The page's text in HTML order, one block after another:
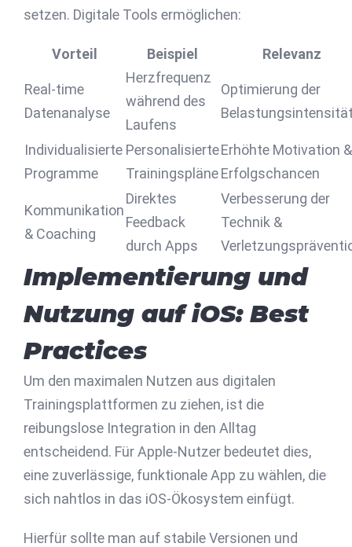
setzen. Digitale Tools ermöglichen:
Vorteil Beispiel Relevanz
Real-time
Datenanalyse
Herzfrequenz
während des
Laufens
Optimierung der
Individualisierte
Programme
Personalisierte
Trainingspläne
Erhöhte Motivation &
Erfolgschancen
Kommunikation
& Coaching
Direktes
Feedback
durch Apps
Verbesserung der
Technik &
Implementierung und
Nutzung auf iOS: Best
Practices
Um den maximalen Nutzen aus digitalen
Trainingsplattformen zu ziehen, ist die
reibungslose Integration in den Alltag
entscheidend. Für Apple-Nutzer bedeutet dies,
eine zuverlässige, funktionale App zu wählen, die
sich nahtlos in das iOS-Ökosystem einfügt.
Hierfür sollte man auf stabile Versionen und